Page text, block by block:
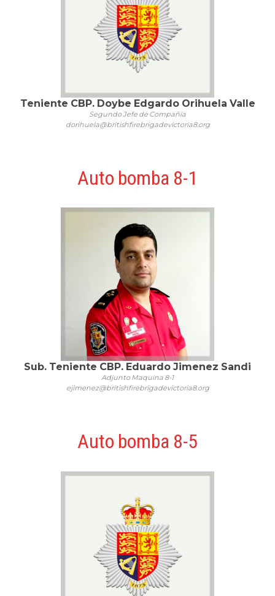
Teniente CBP. Doybe Edgardo Orihuela Valle
Segundo Jefe de Compañía
dorihuela@britishfirebrigadevictoria8.org
Auto bomba 8-1
Sub. Teniente CBP. Eduardo Jimenez Sandi
Adjunto Maquina 8-1
ejimenez@britishfirebrigadevictoria8.org
Auto bomba 8-5